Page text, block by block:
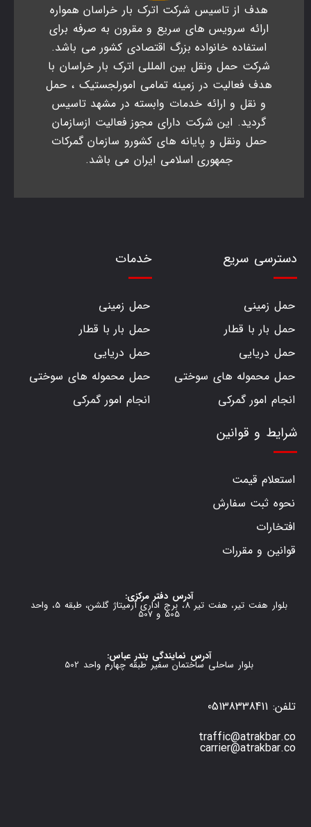
هدف از تاسیس شرکت اترک بار خراسان همواره
ارائه سرویس های سریع و مقرون به صرفه برای
استفاده خانواده بزرگ اقتصادی کشور می باشد.
شرکت حمل ونقل بین المللی اترک بار خراسان با
هدف فعالیت در زمینه تمامی امورلجستیک ، حمل
و نقل و ارائه خدمات وابسته در مشهد تاسیس
گردید. این شرکت دارای مجوز فعالیت ازسازمان
حمل ونقل و پایانه های کشورو سازمان گمرکات
جمهوری اسلامی ایران می باشد.
دسترسی سریع
حمل زمینی
حمل بار با قطار
حمل دریایی
حمل محموله های سوختی
انجام امور گمرکی
خدمات
حمل زمینی
حمل بار با قطار
حمل دریایی
حمل محموله های سوختی
انجام امور گمرکی
شرایط و قوانین
استعلام قیمت
نحوه ثبت سفارش
افتخارات
قوانین و مقررات
آدرس دفتر مرکزی:
بلوار هفت تیر، هفت تیر 8، برج اداری آرمیتاژ گلشن، طبقه 5، واحد
505 و 507
آدرس نمایندگی بندر عباس:
بلوار ساحلی ساختمان سفیر طبقه چهارم واحد 502
تلفن: 05138338411
traffic@atrakbar.co
carrier@atrakbar.co